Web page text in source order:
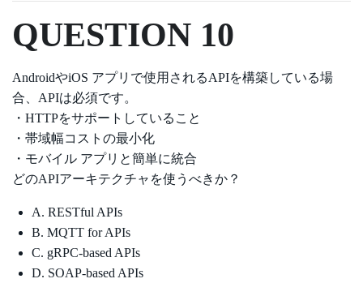
QUESTION 10
AndroidやiOS アプリで使用されるAPIを構築している場
合、APIは必須です。
・HTTPをサポートしていること
・帯域幅コストの最小化
・モバイル アプリと簡単に統合
どのAPIアーキテクチャを使うべきか？
A. RESTful APIs
B. MQTT for APIs
C. gRPC-based APIs
D. SOAP-based APIs